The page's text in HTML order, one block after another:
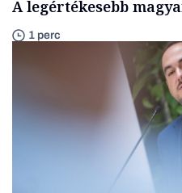
A legértékesebb
1 perc